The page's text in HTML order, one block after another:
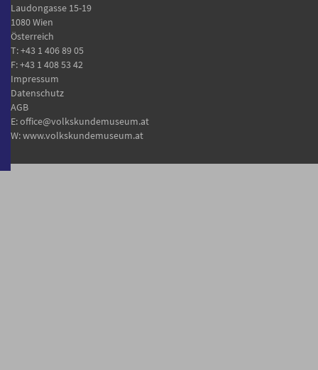
Laudongasse 15-19
1080 Wien
Österreich
T:+43 1 406 89 05
F: +43 1 408 53 42
Impressum
Datenschutz
AGB
E:office@volkskundemuseum.at
W:www.volkskundemuseum.at